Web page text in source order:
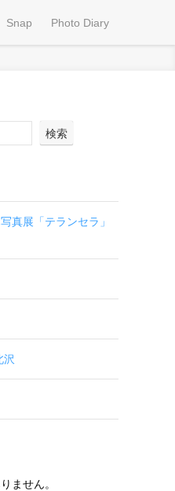
Snap Photo Diary
検索
真展「テランセラ」
沢
ません。